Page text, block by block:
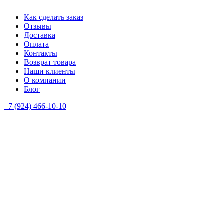
Как сделать заказ
Отзывы
Доставка
Оплата
Контакты
Возврат товара
Наши клиенты
О компании
Блог
+7 (924) 466-10-10